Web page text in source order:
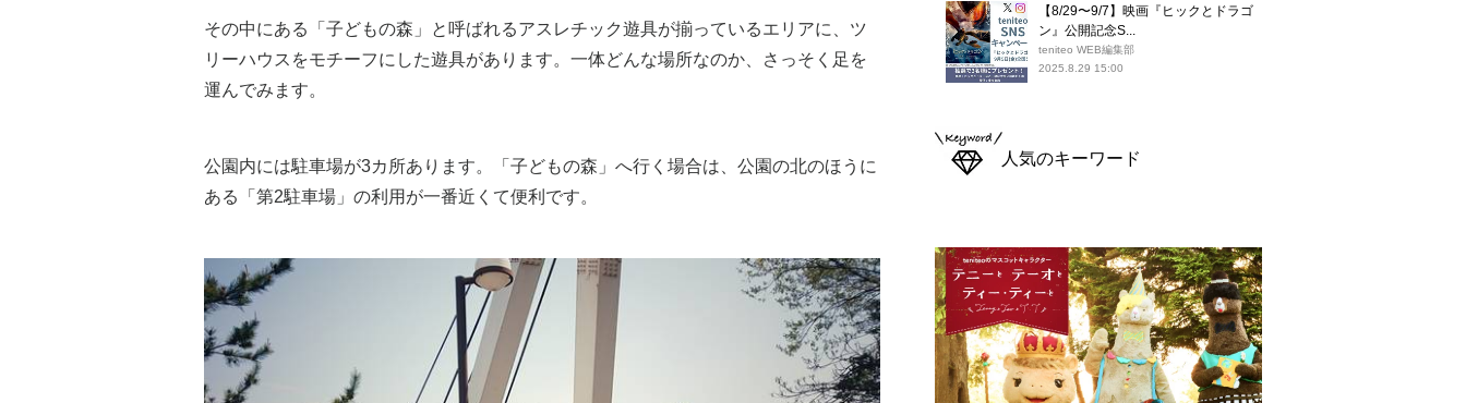
その中にある「子どもの森」と呼ばれるアスレチック遊具が揃っているエリアに、ツ
リーハウスをモチーフにした遊具があります。一体どんな場所なのか、さっそく足を
運んでみます。
公園内には駐車場が3カ所あります。「子どもの森」へ行く場合は、公園の北のほうに
ある「第2駐車場」の利用が一番近くて便利です。
【8/29〜9/7】映画『ヒックとドラゴ
ン』公開記念S...
teniteo WEB編集部
2025.8.29 15:00
人気のキーワード